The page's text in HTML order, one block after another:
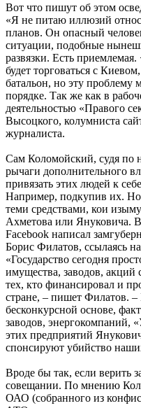
Вот что пишут об этом
«Я не питаю иллюзий
планов. Он опасный
ситуации, подобные
развязки. Есть
будет торговаться с
батальон, но эту проблему
порядке. Так же как в
деятельностью «Правого
Высоцкого, колумниста
журналиста.
Сам Коломойский, судя по
рычаги дополнительного
привязать этих людей к
Например, подкупив их.
теми средствами, кои
Ахметова или Януковича.
Facebook написал
Борис Филатов, ссылаясь
«Государство сегодня
имущества, заводов, акций
тех, кто финансировал и
стране, – пишет Филатов.
бесконкурсной основе,
заводов, энергокомпаний,
этих предприятий
спонсируют убийство
Вроде бы так, если верить
совещании. По мнению
ОАО (собранного из